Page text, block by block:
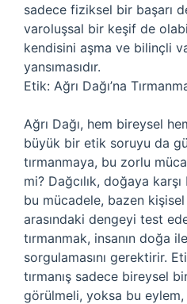
sadece fiziksel bir başarı
varoluşsal bir keşif de
kendisini aşma ve bilinçli
yansımasıdır.
Etik: Ağrı Dağı’na
Ağrı Dağı, hem bireysel
büyük bir etik soruyu da
tırmanmaya, bu zorlu
mi? Dağcılık, doğaya
bu mücadele, bazen
arasındaki dengeyi test
tırmanmak, insanın doğa
sorgulamasını gerektirir.
tırmanış sadece bireysel
görülmeli, yoksa bu eylem,